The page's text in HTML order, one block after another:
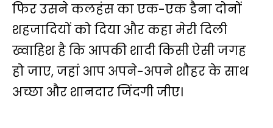
फिर उसने कलहंस का एक-एक डैना दोनों
शहजादियों को दिया और कहा मेरी दिली
ख्वाहिश है कि आपकी शादी किसी ऐसी जगह
हो जाए, जहां आप अपने-अपने शौहर के साथ
अच्छा और शानदार जिंदगी जीए।